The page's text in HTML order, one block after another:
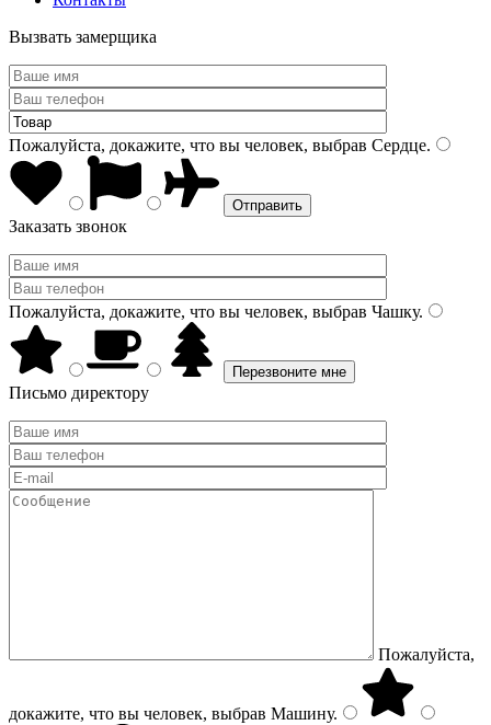
Вызвать замерщика
Пожалуйста, докажите, что вы человек, выбрав Сердце.
Заказать звонок
Пожалуйста, докажите, что вы человек, выбрав Чашку.
Письмо директору
Пожалуйста,
докажите, что вы человек, выбрав Машину.